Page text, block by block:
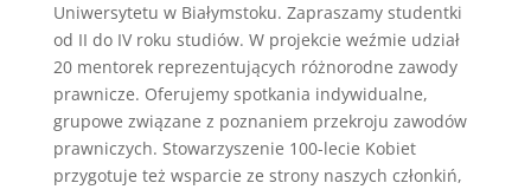
Uniwersytetu w Białymstoku. Zapraszamy studentki
od II do IV roku studiów. W projekcie weźmie udział
20 mentorek reprezentujących różnorodne zawody
prawnicze. Oferujemy spotkania indywidualne,
grupowe związane z poznaniem przekroju zawodów
prawniczych. Stowarzyszenie 100-lecie Kobiet
przygotuje też wsparcie ze strony naszych członkiń,